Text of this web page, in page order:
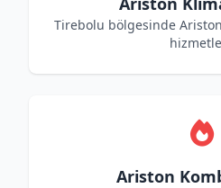
Tirebolu bölgesinde
Ariston